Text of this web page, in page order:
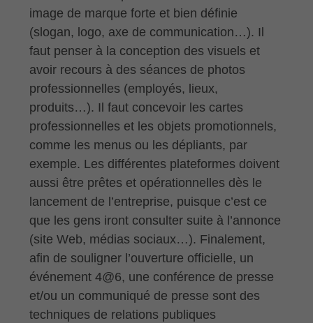
image de marque forte et bien définie
(slogan, logo, axe de communication…). Il
faut penser à la conception des visuels et
avoir recours à des séances de photos
professionnelles (employés, lieux,
produits…). Il faut concevoir les cartes
professionnelles et les objets promotionnels,
comme les menus ou les dépliants, par
exemple. Les différentes plateformes doivent
aussi être prêtes et opérationnelles dès le
lancement de l’entreprise, puisque c’est ce
que les gens iront consulter suite à l’annonce
(site Web, médias sociaux…). Finalement,
afin de souligner l’ouverture officielle, un
événement 4@6, une conférence de presse
et/ou un communiqué de presse sont des
techniques de relations publiques